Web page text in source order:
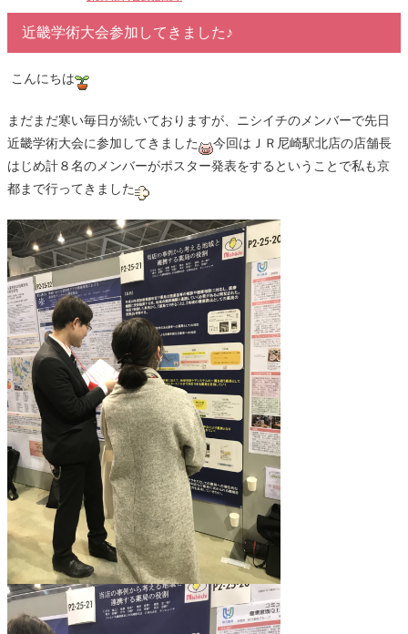
近畿学術大会参加してきました♪
こんにちは
まだまだ寒い毎日が続いておりますが、ニシイチのメンバーで先日
近畿学術大会に参加してきました
今回はＪＲ尼崎駅北店の店舗長
はじめ計８名のメンバーがポスター発表をするということで私も京
都まで行ってきました